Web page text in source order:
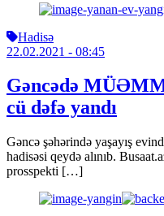
Hadisə
22.02.2021 - 08:45
Gəncədə
cü dəfə yandı
Gəncə şəhərində yaşayış
hadisəsi qeydə alınıb.
prosspekti […]